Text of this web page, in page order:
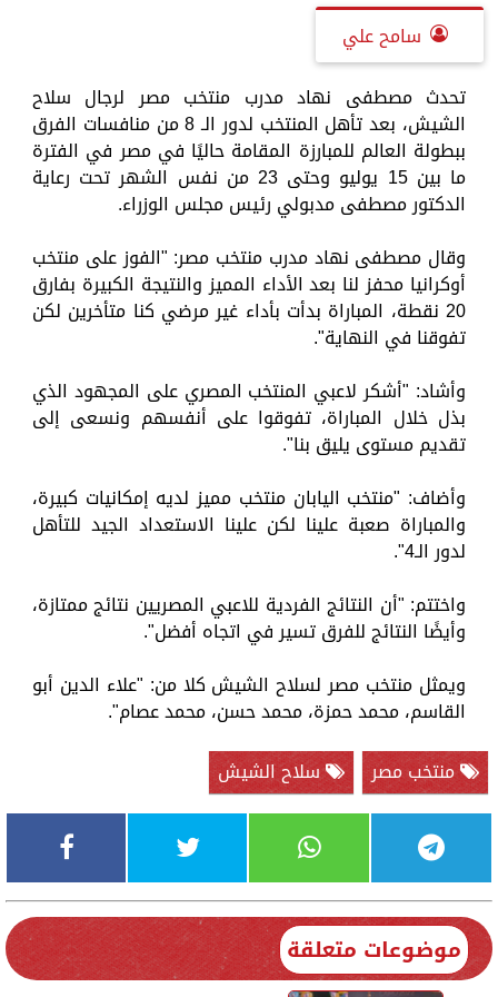
سامح علي
تحدث مصطفى نهاد مدرب منتخب مصر لرجال سلاح
الشيش، بعد تأهل المنتخب لدور الـ 8 من منافسات الفرق
ببطولة العالم للمبارزة المقامة حاليًا في مصر في الفترة
ما بين 15 يوليو وحتى 23 من نفس الشهر تحت رعاية
الدكتور مصطفى مدبولي رئيس مجلس الوزراء.
وقال مصطفى نهاد مدرب منتخب مصر: "الفوز على منتخب
أوكرانيا محفز لنا بعد الأداء المميز والنتيجة الكبيرة بفارق
20 نقطة، المباراة بدأت بأداء غير مرضي كنا متأخرين لكن
تفوقنا في النهاية".
وأشاد: "أشكر لاعبي المنتخب المصري على المجهود الذي
بذل خلال المباراة، تفوقوا على أنفسهم ونسعى إلى
تقديم مستوى يليق بنا".
وأضاف: "منتخب اليابان منتخب مميز لديه إمكانيات كبيرة،
والمباراة صعبة علينا لكن علينا الاستعداد الجيد للتأهل
لدور الـ4".
واختتم: "أن النتائج الفردية للاعبي المصريين نتائج ممتازة،
وأيضًا النتائج للفرق تسير في اتجاه أفضل".
ويمثل منتخب مصر لسلاح الشيش كلا من: "علاء الدين أبو
القاسم، محمد حمزة، محمد حسن، محمد عصام".
منتخب مصر
سلاح الشيش
موضوعات متعلقة